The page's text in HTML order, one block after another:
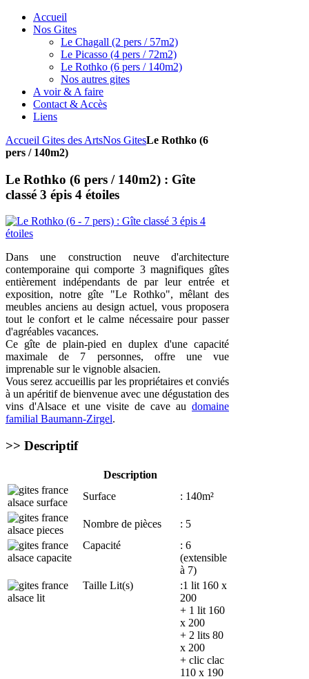
Accueil
Nos Gites
Le Chagall (2 pers / 57m2)
Le Picasso (4 pers / 72m2)
Le Rothko (6 pers / 140m2)
Nos autres gites
A voir & A faire
Contact & Accès
Liens
Accueil Gites des ArtsNos GitesLe Rothko (6
pers / 140m2)
Le Rothko (6 pers / 140m2) : Gîte
classé 3 épis 4 étoiles
Dans une construction neuve d'architecture
contemporaine qui comporte 3 magnifiques gîtes
entièrement indépendants de par leur entrée et
exposition, notre gîte "Le Rothko", mêlant des
meubles anciens au design actuel, vous proposera
tout le confort et le calme nécessaire pour passer
d'agréables vacances.
Ce gîte de plain-pied en duplex d'une capacité
maximale de 7 personnes, offre une vue
imprenable sur le vignoble alsacien.
Vous serez accueillis par les propriétaires et conviés
à un apéritif de bienvenue avec une dégustation des
vins d'Alsace et une visite de cave au domaine
familial Baumann-Zirgel.
>> Descriptif
Description
Surface
: 140m²
Nombre de pièces
: 5
Capacité
: 6
(extensible
à 7)
Taille Lit(s)
:1 lit 160 x
200
+ 1 lit 160
x 200
+ 2 lits 80
x 200
+ clic clac
110 x 190